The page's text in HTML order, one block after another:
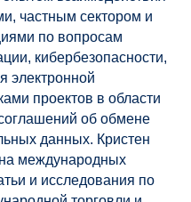
частным сектором и
по вопросам
кибербезопасности,
электронной
проектов в области
об обмене
данных. Кристен
международных
и исследования по